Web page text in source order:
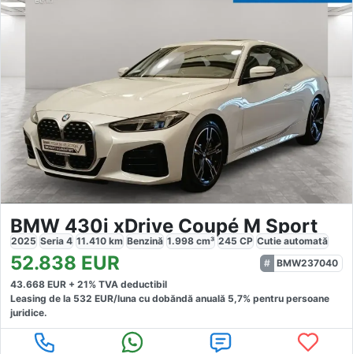
BMW 430i xDrive Coupé M Sport
2025 Seria 4 11.410 km Benzină 1.998 cm³ 245 CP Cutie automată
52.838 EUR
BMW237040
43.668 EUR + 21% TVA deductibil
Leasing de la 532 EUR/luna cu dobăndă anuală 5,7% pentru persoane
juridice.